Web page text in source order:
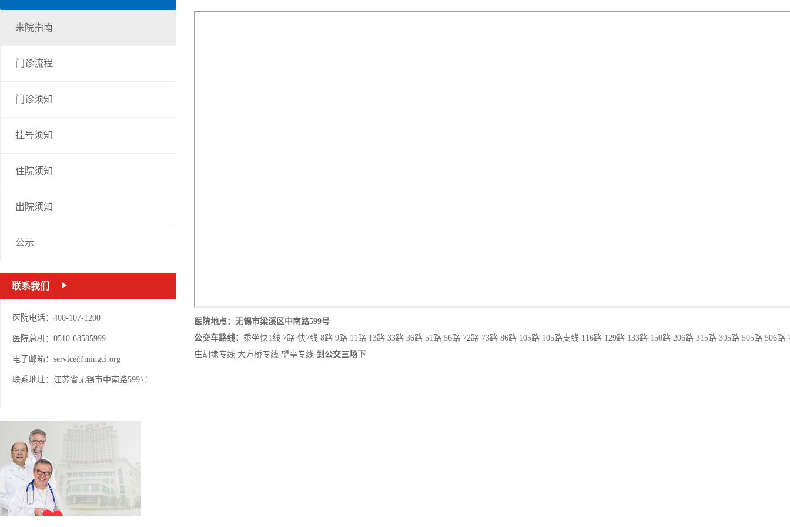
来院指南
门诊流程
门诊须知
挂号须知
住院须知
出院须知
公示
联系我们
医院电话：400-107-1200
医院总机：0510-68585999
电子邮箱： service@mingci.org
联系地址：江苏省无锡市中南路599号
医院地点： 无锡市梁溪区中南路599号
公交车路线： 乘坐快1线 7路 快7线 8路 9路 11路 13路 33路 36路 51路 56路 72路 73路 86路 105路 105路支线 116路 129路 133路 150路 206路 315路 395路 505路 506路
庄胡埭专线 大方桥专线 望亭专线 到公交三场下